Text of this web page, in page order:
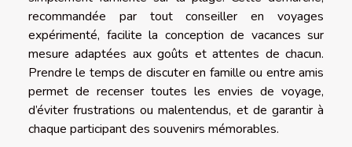
recommandée par tout conseiller en voyages
expérimenté, facilite la conception de vacances sur
mesure adaptées aux goûts et attentes de chacun.
Prendre le temps de discuter en famille ou entre amis
permet de recenser toutes les envies de voyage,
d’éviter frustrations ou malentendus, et de garantir à
chaque participant des souvenirs mémorables.